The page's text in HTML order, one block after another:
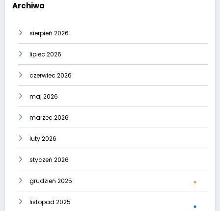
Archiwa
sierpień 2026
lipiec 2026
czerwiec 2026
maj 2026
marzec 2026
luty 2026
styczeń 2026
grudzień 2025
listopad 2025